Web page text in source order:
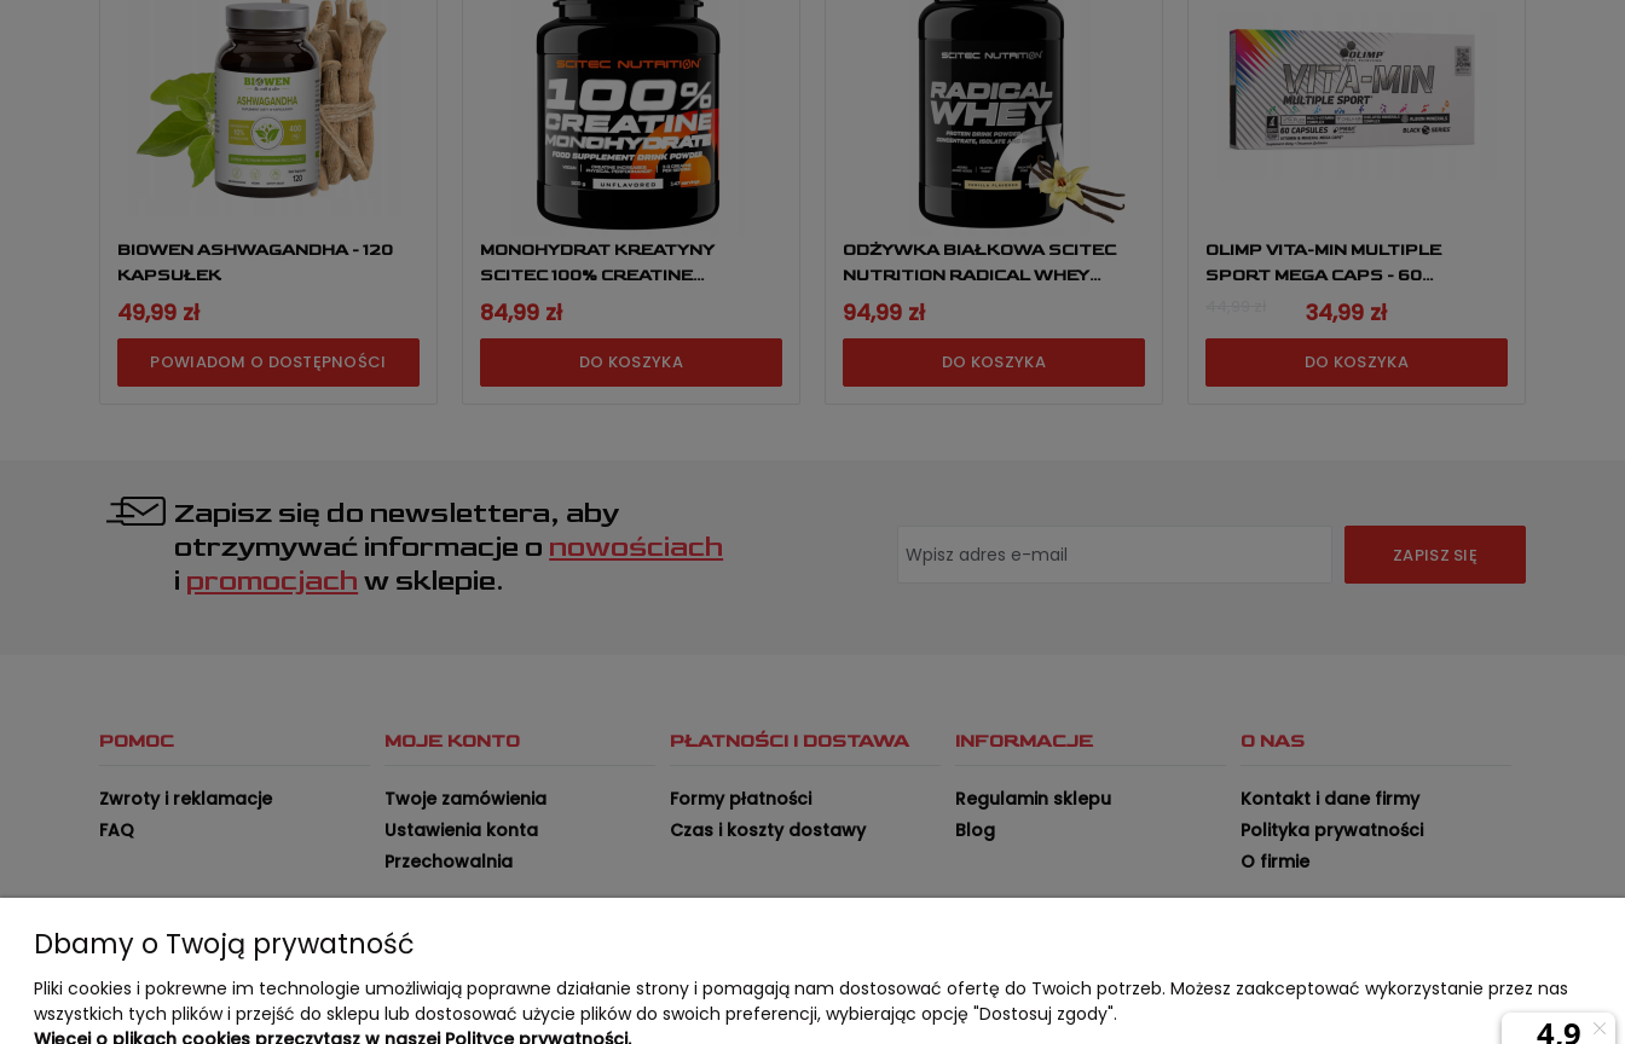
BIOWEN ASHWAGANDHA - 120
KAPSUŁEK
49,99 zł
POWIADOM O DOSTĘPNOŚCI
MONOHYDRAT KREATYNY
SCITEC 100% CREATINE
MONOHYDRATE - 500G
84,99 zł
DO KOSZYKA
ODŻYWKA BIAŁKOWA SCITEC
NUTRITION RADICAL WHEY
1000G
94,99 zł
DO KOSZYKA
OLIMP VITA-MIN MULTIPLE
SPORT MEGA CAPS - 60
KAPSUŁEK34,99 zł
DO KOSZYKA
Zapisz się do newslettera, aby
otrzymywać informacje o nowościach
i promocjach w sklepie.
ZAPISZ SIĘ
POMOC
Zwroty i reklamacje
FAQ
MOJE KONTO
Twoje zamówienia
Ustawienia konta
Przechowalnia
PŁATNOŚCI I DOSTAWA
Formy płatności
Czas i koszty dostawy
INFORMACJE
Regulamin sklepu
Blog
O NAS
Kontakt i dane firmy
Polityka prywatności
O firmie
Dbamy o Twoją prywatność
Pliki cookies i pokrewne im technologie umożliwiają poprawne działanie strony i pomagają nam dostosować ofertę do Twoich potrzeb. Możesz zaakceptować wykorzystanie przez nas
wszystkich tych plików i przejść do sklepu lub dostosować użycie plików do swoich preferencji, wybierając opcję "Dostosuj zgody".
Więcej o plikach cookies przeczytasz w naszej Polityce prywatności.